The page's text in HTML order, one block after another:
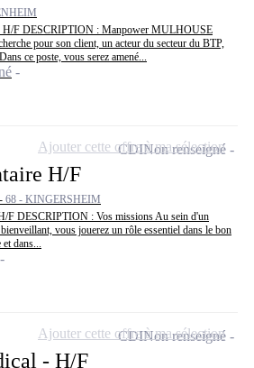
H/F DESCRIPTION : Manpower MULHOUSE
pour son client, un acteur du secteur du BTP,
ce poste, vous serez amené...
H/F
68 - KINGERSHEIM
F DESCRIPTION : Vos missions Au sein d'un
vous jouerez un rôle essentiel dans le bon
dans...
CDINon renseigné
Ajouter cette offre à ma sélection
- H/F
CDINon renseigné
Ajouter cette offre à ma sélection